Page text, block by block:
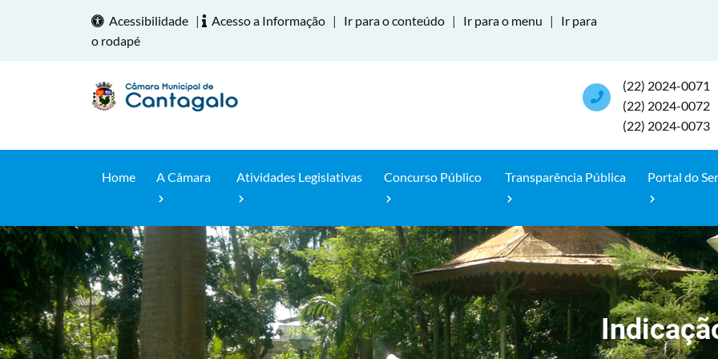
Acessibilidade | Acesso a Informação | Ir para o conteúdo | Ir para o menu |
Ir para
o rodapé
(22) 2024-0071
(22) 2024-0072
(22) 2024-0073
Home A Câmara Atividades Legislativas Concurso Público Transparência Pública Portal do